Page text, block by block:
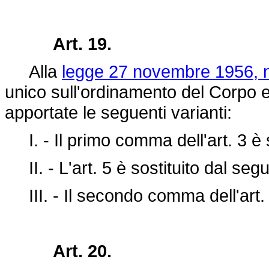
Art. 19.
Alla legge 27 novembre 1956,
unico sull'ordinamento del Corpo
apportate le seguenti varianti:
I. - Il primo comma dell'art. 3 è
II. - L'art. 5 è sostituito dal
III. - Il secondo comma dell'art.
Art. 20.